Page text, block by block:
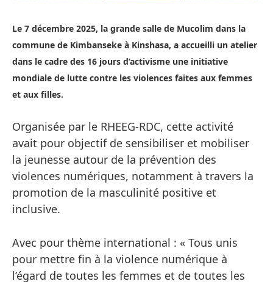
Le 7 décembre 2025, la grande salle de Mucolim dans la
commune de Kimbanseke à Kinshasa, a accueilli un atelier
dans le cadre des 16 jours d’activisme une initiative
mondiale de lutte contre les violences faites aux femmes
et aux filles.
Organisée par le RHEEG-RDC, cette activité
avait pour objectif de sensibiliser et mobiliser
la jeunesse autour de la prévention des
violences numériques, notamment à travers la
promotion de la masculinité positive et
inclusive.
Avec pour thème international : « Tous unis
pour mettre fin à la violence numérique à
l’égard de toutes les femmes et de toutes les